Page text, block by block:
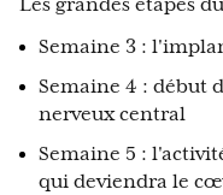
Les grandes étapes
Semaine 3 :
Semaine 4 : début
nerveux central
Semaine 5 :
qui deviendra le